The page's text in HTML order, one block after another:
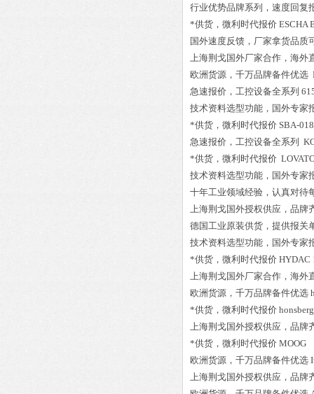
行业优势品牌系列，速度回复
*供货，微利时代报价 ESCHA
国外速度反馈，厂家拿货品质
上海荆戈国外厂家合作，海外
欧洲货源，千万品牌备件优选
急速报价，工控设备全系列
技术资料选型功能，国外专家
*供货，微利时代报价 SBA-
急速报价，工控设备全系列
*供货，微利时代报价
技术资料选型功能，国外专家
十年工业领域经验，认真对待
上海荆戈国外授权供应，品牌
德国工业原装供货，提供报关
技术资料选型功能，国外专家
*供货，微利时代报价 HYDAC
上海荆戈国外厂家合作，海外
欧洲货源，千万品牌备件优选
*供货，微利时代报价
上海荆戈国外授权供应，品牌
*供货，微利时代报价 MOOG
欧洲货源，千万品牌备件优选
上海荆戈国外授权供应，品牌